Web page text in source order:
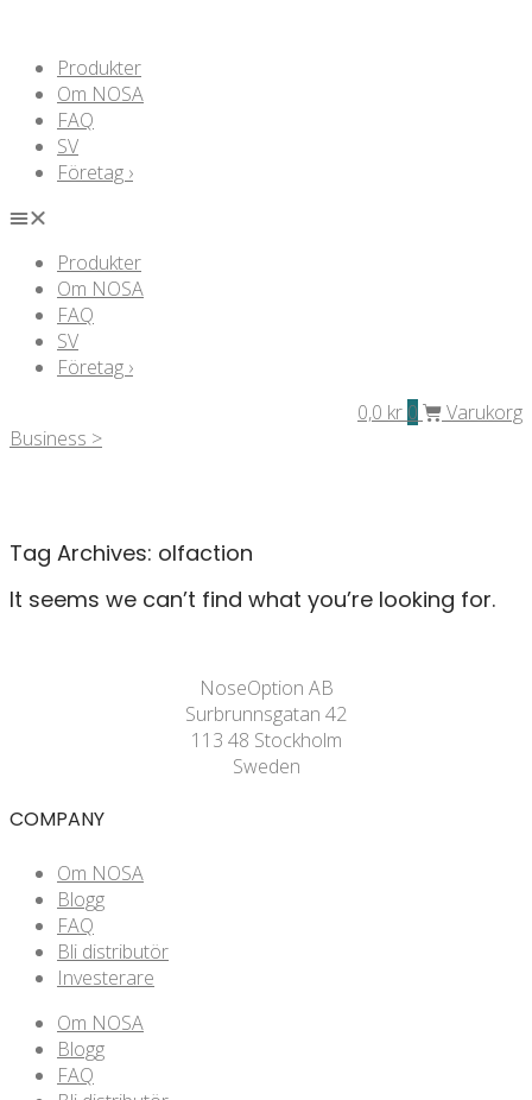
Produkter
Om NOSA
FAQ
SV
Företag ›
Produkter
Om NOSA
FAQ
SV
Företag ›
0,0 kr 0
Varukorg
Business >
Tag Archives: olfaction
It seems we can’t find what you’re looking for.
NoseOption AB
Surbrunnsgatan 42
113 48 Stockholm
Sweden
COMPANY
Om NOSA
Blogg
FAQ
Bli distributör
Investerare
Om NOSA
Blogg
FAQ